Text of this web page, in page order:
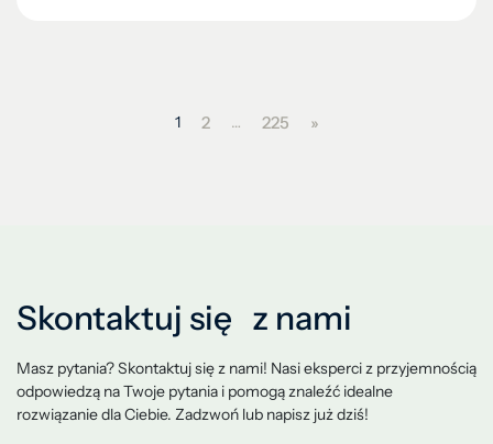
1 2 … 225 »
Skontaktuj się z nami
Masz pytania? Skontaktuj się z nami! Nasi eksperci z przyjemnością
odpowiedzą na Twoje pytania i pomogą znaleźć idealne
rozwiązanie dla Ciebie. Zadzwoń lub napisz już dziś!